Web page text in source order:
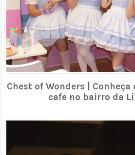
Chest of Wonders |
cafe no bairro da